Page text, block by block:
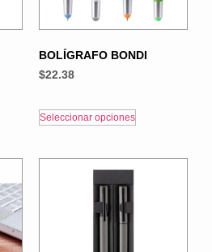
BOLÍGRAFO BONDI
$22.38
Seleccionar opciones